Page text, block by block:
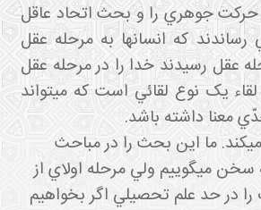
جوهري را و بحث اتحاد عاقل
که انسان ها به مرحله عقل
عقل رسيدند خدا را در مرحله عقل
يک نوع لقائي است که مي تواند
معنا داشته باشد.
کند. ما اين بحث را در مباحث
مي گوييم ولي مرحله اولاي از
در حد علم تحصيلي اگر بخواهيم